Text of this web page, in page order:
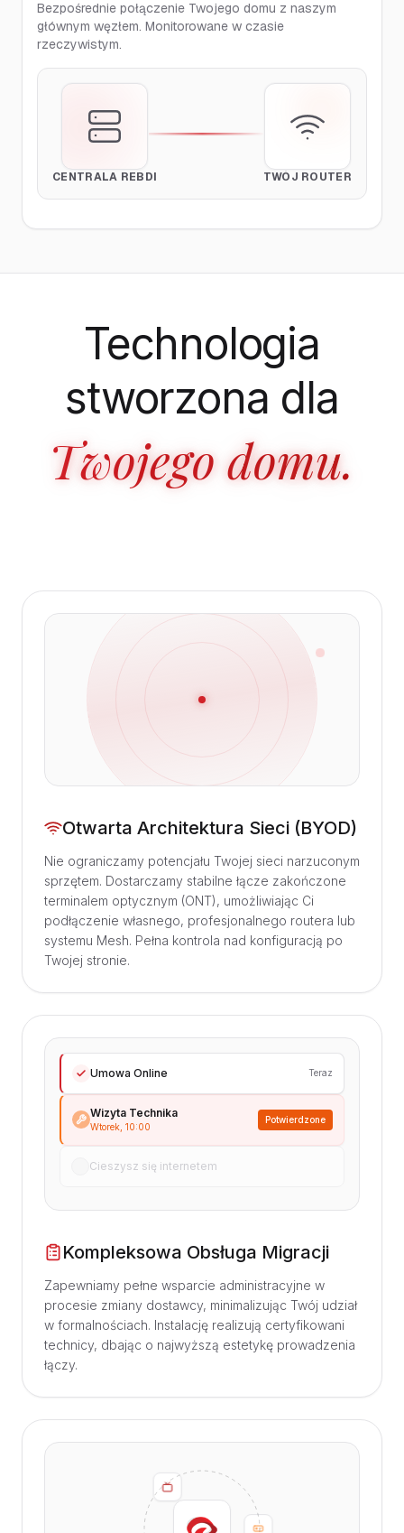
Bezpośrednie połączenie Twojego domu z naszym
głównym węzłem. Monitorowane w czasie
rzeczywistym.
CENTRALA REBDI TWÓJ ROUTER
Technologia
stworzona dla
Twojego domu.
Otwarta Architektura Sieci (BYOD)
Nie ograniczamy potencjału Twojej sieci narzuconym
sprzętem. Dostarczamy stabilne łącze zakończone
terminalem optycznym (ONT), umożliwiając Ci
podłączenie własnego, profesjonalnego routera lub
systemu Mesh. Pełna kontrola nad konfiguracją po
Twojej stronie.
Umowa Online Teraz
Wizyta Technika
Wtorek, 10:00
Potwierdzone
Cieszysz się internetem
Kompleksowa Obsługa Migracji
Zapewniamy pełne wsparcie administracyjne w
procesie zmiany dostawcy, minimalizując Twój udział
w formalnościach. Instalację realizują certyfikowani
technicy, dbając o najwyższą estetykę prowadzenia
łączy.